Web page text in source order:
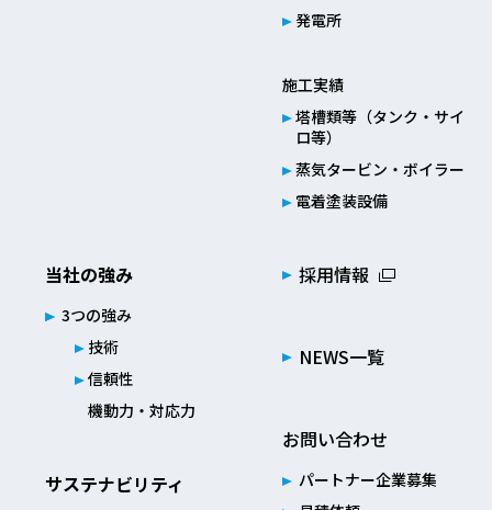
発電所
施工実績
塔槽類等（タンク・サイ
ロ等）
蒸気タービン・ボイラー
電着塗装設備
当社の強み
3つの強み
技術
信頼性
機動力・対応力
サステナビリティ
採用情報
NEWS一覧
お問い合わせ
パートナー企業募集